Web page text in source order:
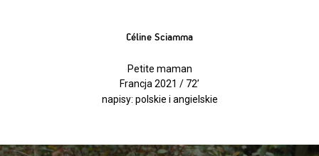
Céline Sciamma
Petite maman
Francja 2021 / 72’
napisy: polskie i angielskie